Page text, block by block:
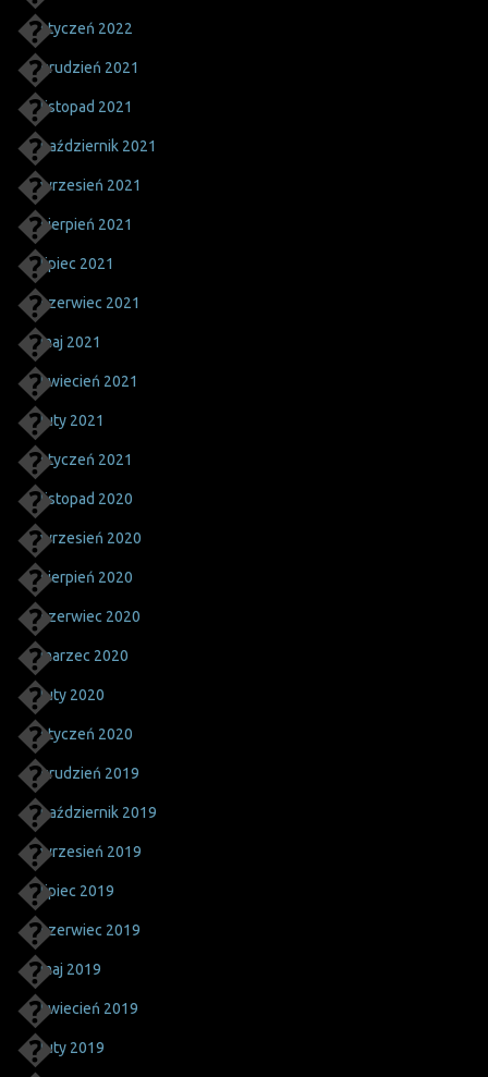
styczeń 2022
grudzień 2021
listopad 2021
październik 2021
wrzesień 2021
sierpień 2021
lipiec 2021
czerwiec 2021
maj 2021
kwiecień 2021
luty 2021
styczeń 2021
listopad 2020
wrzesień 2020
sierpień 2020
czerwiec 2020
marzec 2020
luty 2020
styczeń 2020
grudzień 2019
październik 2019
wrzesień 2019
lipiec 2019
czerwiec 2019
maj 2019
kwiecień 2019
luty 2019